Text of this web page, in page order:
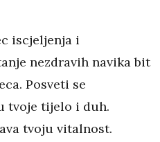
iscjeljenja i
nezdravih navika bit
Posveti se
tvoje tijelo i duh.
tvoju vitalnost.